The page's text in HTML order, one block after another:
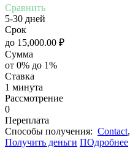
Сравнить
5-30 дней
Срок
до 15,000.00 ₽
Сумма
от 0% до 1%
Ставка
1 минута
Рассмотрение
0
Переплата
Cпособы получения: Contact,
Получить деньги ПОдробнее